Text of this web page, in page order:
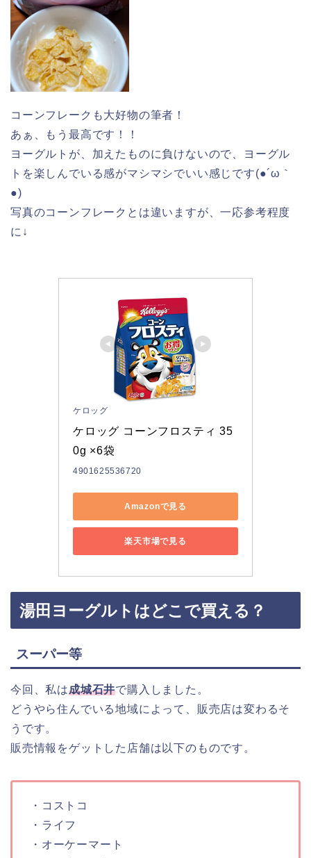
コーンフレークも大好物の筆者！
あぁ、もう最高です！！
ヨーグルトが、加えたものに負けないので、ヨーグル
トを楽しんでいる感がマシマシでいい感じです(●´ω｀
●)
写真のコーンフレークとは違いますが、一応参考程度
に↓
ケロッグ
ケロッグ コーンフロスティ 35
0g ×6袋
4901625536720
Amazonで見る
楽天市場で見る
湯田ヨーグルトはどこで買える？
スーパー等
今回、私は成城石井で購入しました。
どうやら住んでいる地域によって、販売店は変わるそ
うです。
販売情報をゲットした店舗は以下のものです。
・コストコ
・ライフ
・オーケーマート